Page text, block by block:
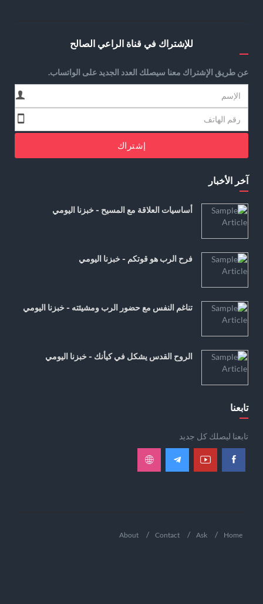
للإشتراك في قناة الراعي الصالح
عن طريق الإشتراك معنا سيصلك العدد الجديد على الواتساب.
إشتراك
آخر الأخبار
أساسيات العلاقة مع المسيح - خبزنا اليومي
فرح الرب هو قوتكم - خبزنا اليومي
تناغم النفس مع حضور الرب ومشيئته - خبزنا اليومي
الروح القدس يشكل في كيأنك - خبزنا اليومي
تابعنا
تابعنا ليصلك كل جديد
Home
Ask
Contact
About